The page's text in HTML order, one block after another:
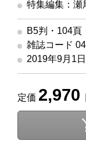
特集編集：瀬
B5判・104頁
雑誌コード
2019年9月1
定価 2,970